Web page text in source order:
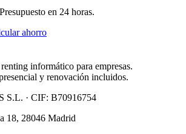
en 24 horas.
ahorro
informático para empresas.
y renovación incluidos.
S.L. · CIF: B70916754
18, 28046 Madrid